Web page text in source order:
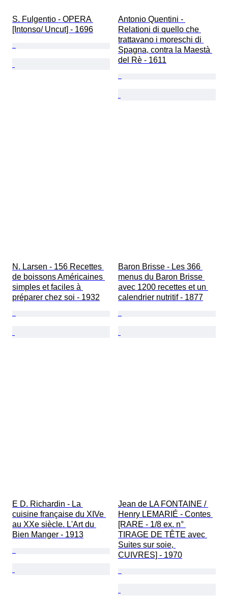
S. Fulgentio - OPERA
[Intonso/ Uncut] - 1696
Antonio Quentini -
Relationi di quello che
trattavano i moreschi di
Spagna, contra la Maestà
del Rè - 1611
N. Larsen - 156 Recettes
de boissons Américaines
simples et faciles à
préparer chez soi - 1932
Baron Brisse - Les 366
menus du Baron Brisse
avec 1200 recettes et un
calendrier nutritif - 1877
E D. Richardin - La
cuisine française du XIVe
au XXe siècle. L'Art du
Bien Manger - 1913
Jean de LA FONTAINE /
Henry LEMARIÉ - Contes
[RARE - 1/8 ex. n°
TIRAGE DE TÊTE avec
Suites sur soie,
CUIVRES] - 1970